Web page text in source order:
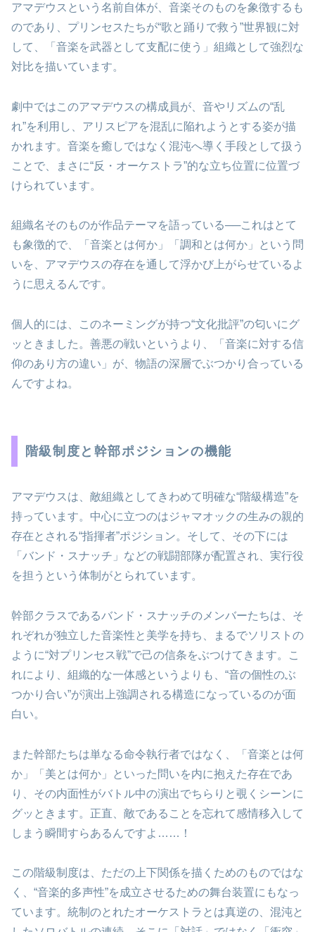
アマデウスという名前自体が、音楽そのものを象徴するも
のであり、プリンセスたちが“歌と踊りで救う”世界観に対
して、「音楽を武器として支配に使う」組織として強烈な
対比を描いています。
劇中ではこのアマデウスの構成員が、音やリズムの“乱
れ”を利用し、アリスピアを混乱に陥れようとする姿が描
かれます。音楽を癒しではなく混沌へ導く手段として扱う
ことで、まさに“反・オーケストラ”的な立ち位置に位置づ
けられています。
組織名そのものが作品テーマを語っている──これはとて
も象徴的で、「音楽とは何か」「調和とは何か」という問
いを、アマデウスの存在を通して浮かび上がらせているよ
うに思えるんです。
個人的には、このネーミングが持つ“文化批評”の匂いにグ
ッときました。善悪の戦いというより、「音楽に対する信
仰のあり方の違い」が、物語の深層でぶつかり合っている
んですよね。
階級制度と幹部ポジションの機能
アマデウスは、敵組織としてきわめて明確な“階級構造”を
持っています。中心に立つのはジャマオックの生みの親的
存在とされる“指揮者”ポジション。そして、その下には
「バンド・スナッチ」などの戦闘部隊が配置され、実行役
を担うという体制がとられています。
幹部クラスであるバンド・スナッチのメンバーたちは、そ
れぞれが独立した音楽性と美学を持ち、まるでソリストの
ように“対プリンセス戦”で己の信条をぶつけてきます。こ
れにより、組織的な一体感というよりも、“音の個性のぶ
つかり合い”が演出上強調される構造になっているのが面
白い。
また幹部たちは単なる命令執行者ではなく、「音楽とは何
か」「美とは何か」といった問いを内に抱えた存在であ
り、その内面性がバトル中の演出でちらりと覗くシーンに
グッときます。正直、敵であることを忘れて感情移入して
しまう瞬間すらあるんですよ……！
この階級制度は、ただの上下関係を描くためのものではな
く、“音楽的多声性”を成立させるための舞台装置にもなっ
ています。統制のとれたオーケストラとは真逆の、混沌と